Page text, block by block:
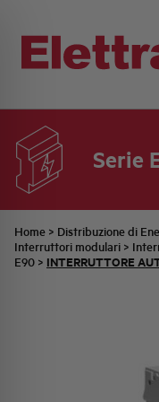
Serie
Home > Distribuzione di
Interruttori modulari >
E90 > INTERRUTTORE
SETTORI
INDUSTRIALE
DISTRIBUZIONE
AUTOMAZIONE
RETE
UFFICIO TECNICO
COMMESSE
AZIENDA
FAMIGLIA BELLINI
IDENTITÀ
TUTTE LE NEWS
ULTIME NOTIZIE
JOB CAREERS
PARTNER